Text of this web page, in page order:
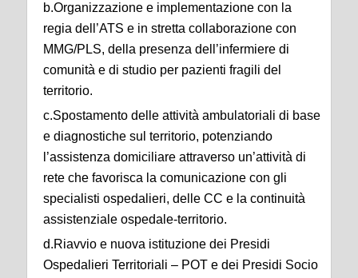
b.Organizzazione e implementazione con la
regia dell’ATS e in stretta collaborazione con
MMG/PLS, della presenza dell’infermiere di
comunità e di studio per pazienti fragili del
territorio.
c.Spostamento delle attività ambulatoriali di base
e diagnostiche sul territorio, potenziando
l’assistenza domiciliare attraverso un’attività di
rete che favorisca la comunicazione con gli
specialisti ospedalieri, delle CC e la continuità
assistenziale ospedale-territorio.
d.Riavvio e nuova istituzione dei Presidi
Ospedalieri Territoriali – POT e dei Presidi Socio